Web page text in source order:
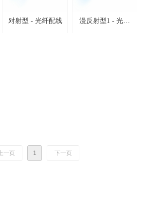
对射型 - 光纤配线
漫反射型1 - 光纤
上一页 1 下一页